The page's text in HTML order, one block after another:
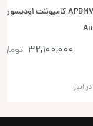
APBMWK4E کامپوننت اودیسون
32,100,000 تومان
انبار